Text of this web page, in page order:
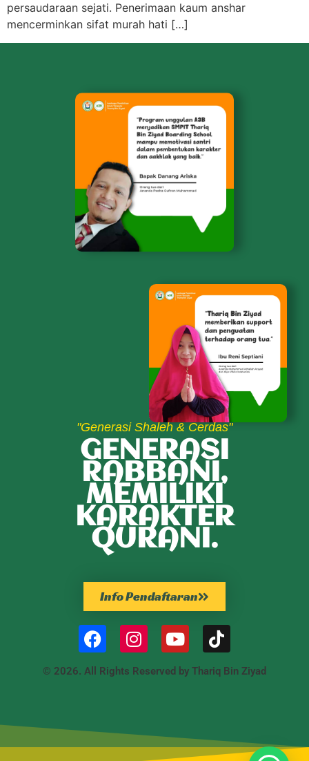
persaudaraan sejati. Penerimaan kaum anshar
mencerminkan sifat murah hati […]
"Generasi Shaleh & Cerdas"
GENERASI
RABBANI,
MEMILIKI
KARAKTER
QURANI.
Info Pendaftaran
© 2026. All Rights Reserved by Thariq Bin Ziyad